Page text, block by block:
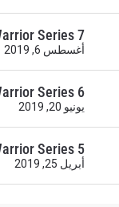
Series 7
أغسطس 6, 2019
Series 6
يونيو 20, 2019
Series 5
أبريل 25, 2019